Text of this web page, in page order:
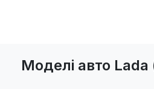
Моделі авто